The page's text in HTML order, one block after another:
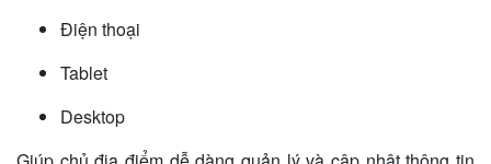
Điện thoại
Tablet
Desktop